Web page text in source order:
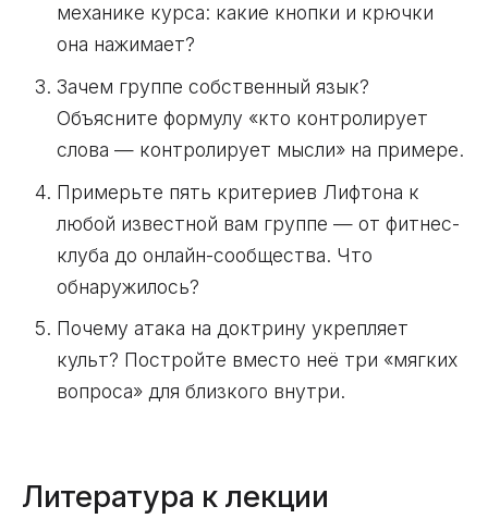
механике курса: какие кнопки и крючки
она нажимает?
Зачем группе собственный язык?
Объясните формулу «кто контролирует
слова — контролирует мысли» на примере.
Примерьте пять критериев Лифтона к
любой известной вам группе — от фитнес-
клуба до онлайн-сообщества. Что
обнаружилось?
Почему атака на доктрину укрепляет
культ? Постройте вместо неё три «мягких
вопроса» для близкого внутри.
Литература к лекции